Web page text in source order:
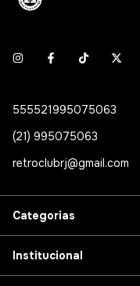
555521995075063
(21) 995075063
retroclubrj@gmail.com
Categorias
Institucional